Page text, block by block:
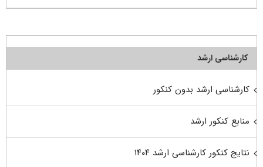
کارشناسی ارشد
کارشناسی ارشد بدون کنکور
منابع کنکور ارشد
نتایج کنکور کارشناسی ارشد ۱۴۰۴